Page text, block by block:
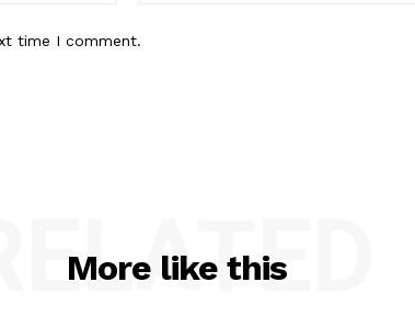
time I comment.
More like this
RELATED